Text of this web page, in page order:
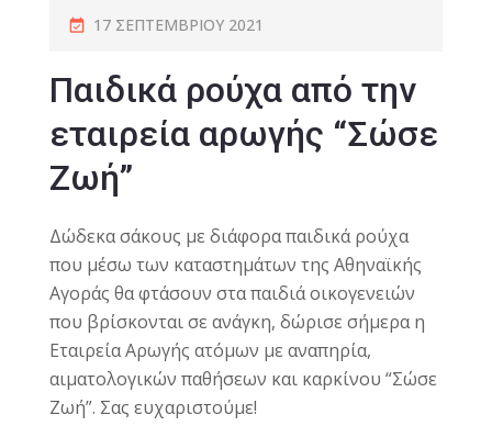
17 ΣΕΠΤΕΜΒΡΊΟΥ 2021
Παιδικά ρούχα από την
εταιρεία αρωγής “Σώσε
Ζωή”
Δώδεκα σάκους με διάφορα παιδικά ρούχα
που μέσω των καταστημάτων της Αθηναϊκής
Αγοράς θα φτάσουν στα παιδιά οικογενειών
που βρίσκονται σε ανάγκη, δώρισε σήμερα η
Εταιρεία Αρωγής ατόμων με αναπηρία,
αιματολογικών παθήσεων και καρκίνου “Σώσε
Ζωή”. Σας ευχαριστούμε!